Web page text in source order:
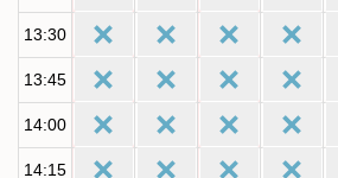
13:30
13:45
14:00
14:15